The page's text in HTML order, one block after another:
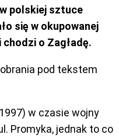
polskiej sztuce
się w okupowanej
o Zagładę.
pod tekstem
w czasie wojny
Promyka, jednak to co